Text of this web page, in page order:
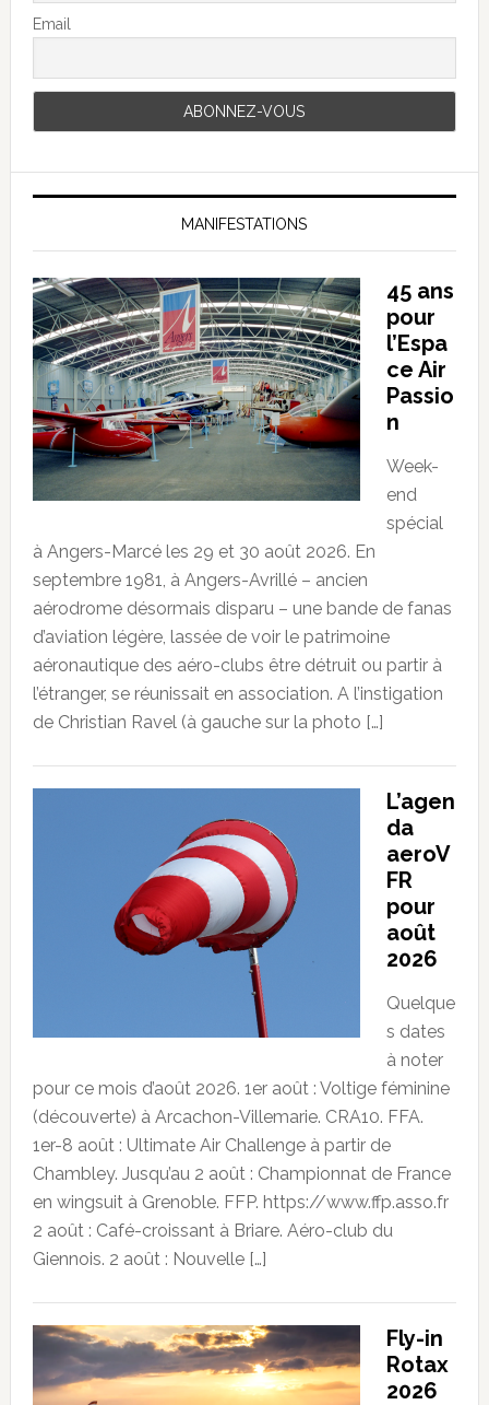
Email
MANIFESTATIONS
45 ans
pour
l’Espa
ce Air
Passio
n
Week-
end
spécial
à Angers-Marcé les 29 et 30 août 2026. En
septembre 1981, à Angers-Avrillé – ancien
aérodrome désormais disparu – une bande de fanas
d’aviation légère, lassée de voir le patrimoine
aéronautique des aéro-clubs être détruit ou partir à
l’étranger, se réunissait en association. A l’instigation
de Christian Ravel (à gauche sur la photo […]
L’agen
da
aeroV
FR
pour
août
2026
Quelque
s dates
à noter
pour ce mois d’août 2026. 1er août : Voltige féminine
(découverte) à Arcachon-Villemarie. CRA10. FFA.
1er-8 août : Ultimate Air Challenge à partir de
Chambley. Jusqu’au 2 août : Championnat de France
en wingsuit à Grenoble. FFP. https://www.ffp.asso.fr
2 août : Café-croissant à Briare. Aéro-club du
Giennois. 2 août : Nouvelle […]
Fly-in
Rotax
2026